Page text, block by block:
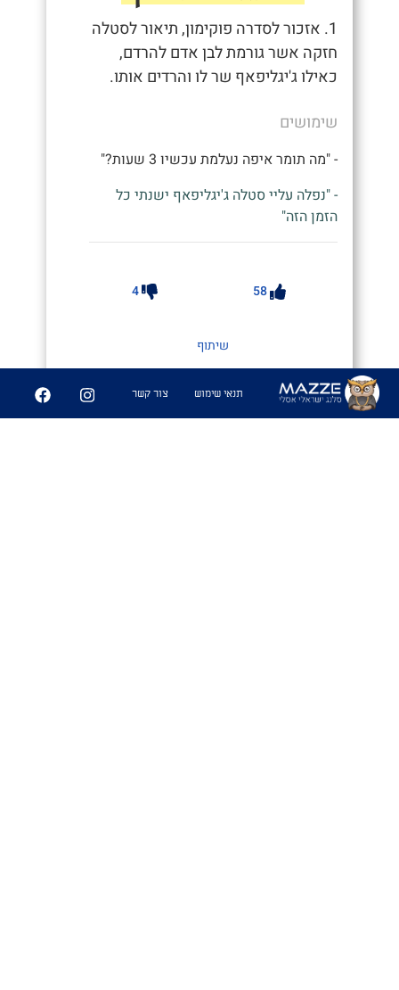
1. אזכור לסדרה פוקימון, תיאור לסטלה
חזקה אשר גורמת לבן אדם להרדם,
כאילו ג'יגליפאף שר לו והרדים אותו.
שימושים
- "מה תומר איפה נעלמת עכשיו 3 שעות?"
- "נפלה עליי סטלה ג'יגליפאף ישנתי כל
הזמן הזה"
58
4
שיתוף
תנאי שימוש צור קשר